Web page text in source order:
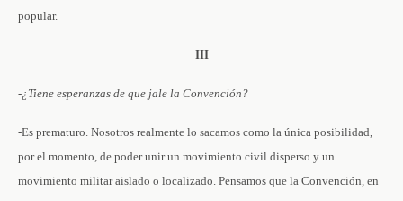
popular.
III
-¿Tiene esperanzas de que jale la Convención?
-Es prematuro. Nosotros realmente lo sacamos como la única posibilidad,
por el momento, de poder unir un movimiento civil disperso y un
movimiento militar aislado o localizado. Pensamos que la Convención, en